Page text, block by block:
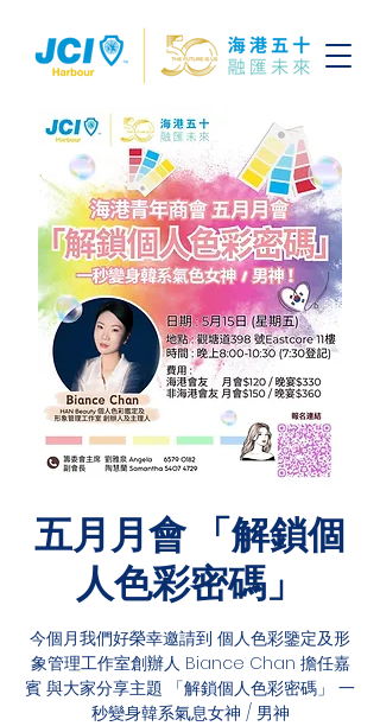
五月月會 「解鎖個
人色彩密碼」
今個月我們好榮幸邀請到 個人色彩鑒定及形
象管理工作室創辦人 Biance Chan 擔任嘉
賓 與大家分享主題 「解鎖個人色彩密碼」 一
秒變身韓系氣息女神 / 男神